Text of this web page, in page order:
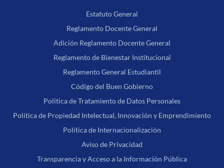
Estatuto General
Reglamento Docente General
Adición Reglamento Docente General
Reglamento de Bienestar Institucional
Reglamento General Estudiantil
Código del Buen Gobierno
Política de Tratamiento de Datos Personales
Política de Propiedad Intelectual, Innovación y Emprendimiento
Política de Internacionalización
Aviso de Privacidad
Transparencia y Acceso a la Información Pública